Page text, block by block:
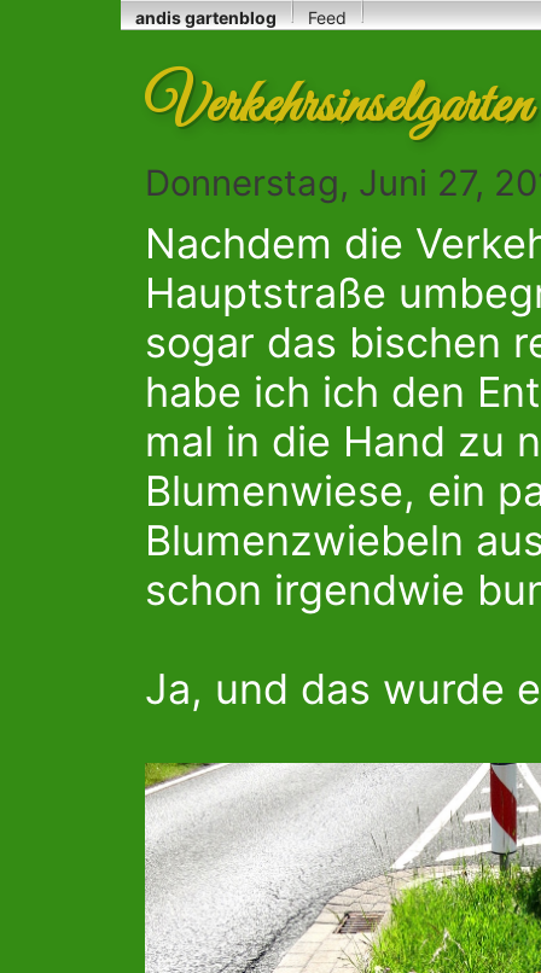
andis gartenblog Feed
Verkehrsinselgarten
Donnerstag, Juni 27,
Nachdem die
Hauptstraße
sogar das bischen
habe ich ich den
mal in die Hand zu
Blumenwiese, ein
Blumenzwiebeln
schon irgendwie
Ja, und das wurde